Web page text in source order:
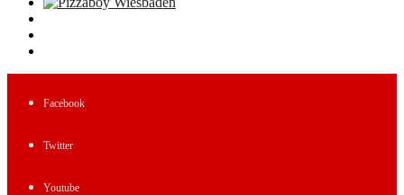
Facebook
Twitter
Youtube